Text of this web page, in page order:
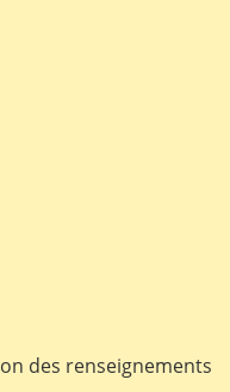
des renseignements